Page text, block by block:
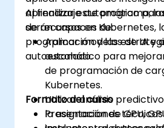
aprendizaje automático
de recursos en Kubernetes,
programación y las
autoescalado.
Al finalizar este programa,
serán capaces de:
Aplicar modelos de IA y
automático para
de programación de
Kubernetes.
Utilizar análisis
la asignación de CPU,
Formato del curso
Presentaciones